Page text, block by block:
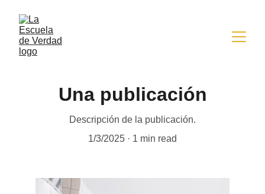
Una publicación
Descripción de la publicación.
1/3/2025
1 min read